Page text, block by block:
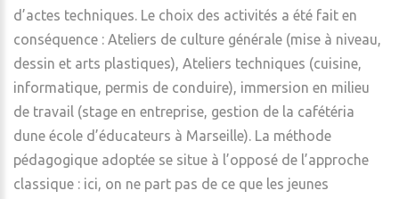
d’actes techniques. Le choix des activités a été fait en
conséquence : Ateliers de culture générale (mise à niveau,
dessin et arts plastiques), Ateliers techniques (cuisine,
informatique, permis de conduire), immersion en milieu
de travail (stage en entreprise, gestion de la cafétéria
dune école d’éducateurs à Marseille). La méthode
pédagogique adoptée se situe à l’opposé de l’approche
classique : ici, on ne part pas de ce que les jeunes